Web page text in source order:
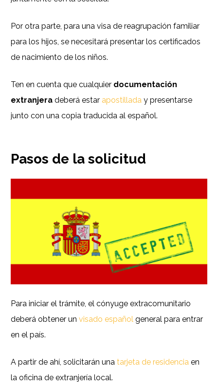
Por otra parte, para una visa de reagrupación familiar
para los hijos, se necesitará presentar los certificados
de nacimiento de los niños.
Ten en cuenta que cualquier documentación
extranjera deberá estar apostillada y presentarse
junto con una copia traducida al español.
Pasos de la solicitud
Para iniciar el trámite, el cónyuge extracomunitario
deberá obtener unvisado español general para entrar
en el país.
A partir de ahí, solicitarán unatarjeta de residencia en
la oficina de extranjería local.